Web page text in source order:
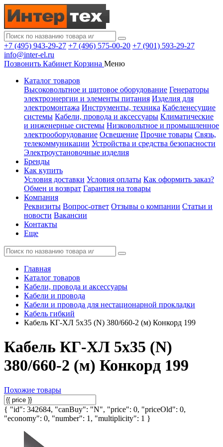
+7 (495) 943-29-27 +7 (496) 575-00-20 +7 (901) 593-29-27
info@inter-el.ru
Позвонить Кабинет Корзина Меню
Каталог товаров
Высоковольтное и щитовое оборудование Генераторы
электроэнергии и элементы питания Изделия для
электромонтажа Инструменты, техника Кабеленесущие
системы Кабели, провода и аксессуары Климатические
и инженерные системы Низковольтное и промышленное
электрооборудование Освещение Прочие товары Связь,
телекоммуникации Устройства и средства безопасности
Электроустановочные изделия
Бренды
Как купить
Условия доставки Условия оплаты Как оформить заказ?
Обмен и возврат Гарантия на товары
Компания
Реквизиты Вопрос-ответ Отзывы о компании Статьи и
новости Вакансии
Контакты
Еще
Главная
Каталог товаров
Кабели, провода и аксессуары
Кабели и провода
Кабели и провода для нестационарной прокладки
Кабель гибкий
Кабель КГ-ХЛ 5х35 (N) 380/660-2 (м) Конкорд 199
Кабель КГ-ХЛ 5х35 (N)
380/660-2 (м) Конкорд 199
Похожие товары
{ "id": 342684, "canBuy": "N", "price": 0, "priceOld": 0,
"economy": 0, "number": 1, "multiplicity": 1 }